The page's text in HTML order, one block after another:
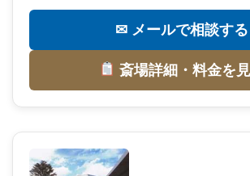
✉ メールで相談する
斎場詳細・料金を